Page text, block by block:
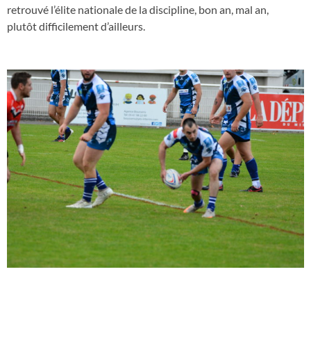
retrouvé l’élite nationale de la discipline, bon an, mal an,
plutôt difficilement d’ailleurs.